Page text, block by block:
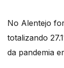
No Alentejo
totalizando
da pandemia